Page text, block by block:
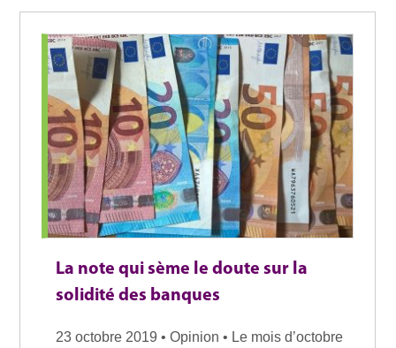
La note qui sème le doute sur la
solidité des banques
23 octobre 2019 • Opinion • Le mois d’octobre